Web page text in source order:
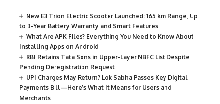
New E3 Trion Electric Scooter Launched: 165 km Range, Up
to 8-Year Battery Warranty and Smart Features
What Are APK Files? Everything You Need to Know About
Installing Apps on Android
RBI Retains Tata Sons in Upper-Layer NBFC List Despite
Pending Deregistration Request
UPI Charges May Return? Lok Sabha Passes Key Digital
Payments Bill—Here’s What It Means for Users and
Merchants